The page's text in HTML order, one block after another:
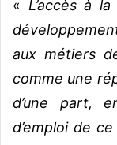
« L’accès à
aux métiers
comme une
d’une part,
d’emploi de